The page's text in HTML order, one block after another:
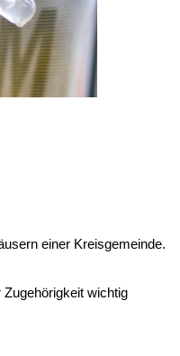
einer Kreisgemeinde.
wichtig